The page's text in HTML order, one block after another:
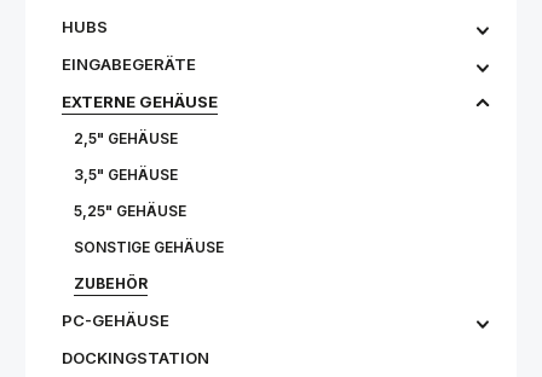
HUBS
EINGABEGERÄTE
EXTERNE GEHÄUSE
2,5" GEHÄUSE
3,5" GEHÄUSE
5,25" GEHÄUSE
SONSTIGE GEHÄUSE
ZUBEHÖR
PC-GEHÄUSE
DOCKINGSTATION